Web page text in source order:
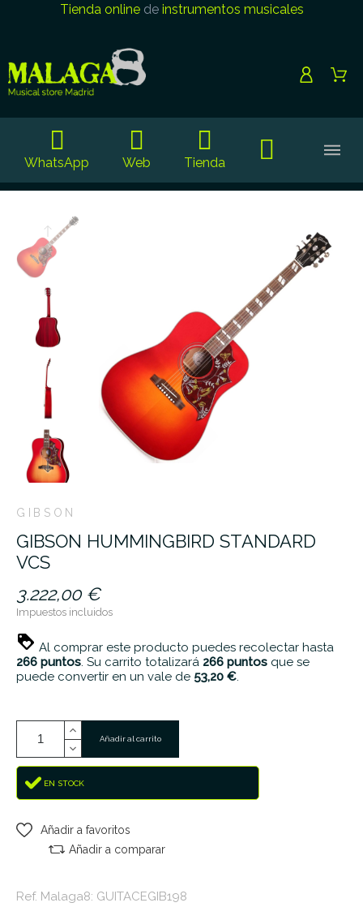
Tienda onlinede instrumentos musicales
WhatsApp Web Tienda
GIBSON
GIBSON HUMMINGBIRD STANDARD
VCS
3.222,00 €
Impuestos incluidos
Al comprar este producto puedes recolectar hasta
266 puntos. Su carrito totalizará 266 puntos que se
puede convertir en un vale de 53,20 €.
Añadir al carrito
EN STOCK
Añadir a favoritos
Añadir a comparar
Ref. Malaga8: GUITACEGIB198